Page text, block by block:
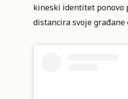
kineski identitet ponovo
distancira svoje građane